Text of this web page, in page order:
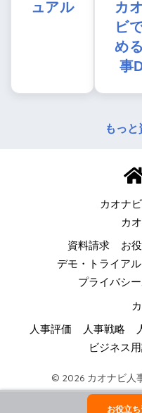
ュアル
カ
ビ
め
事
もっ
カオナ
カ
資料請求 お
デモ・トライアル
プライバシ
人事評価 人事戦略
ビジネス
© 2026 カオナビ人
お役立